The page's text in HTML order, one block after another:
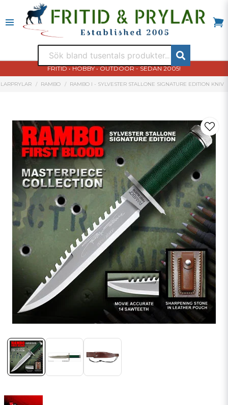
FRITID • HOBBY • OUTDOOR - SEDAN 2005!
RAMBO RAMBO I - SYLVESTER STALLONE SIGNATURE EDITION KNIV